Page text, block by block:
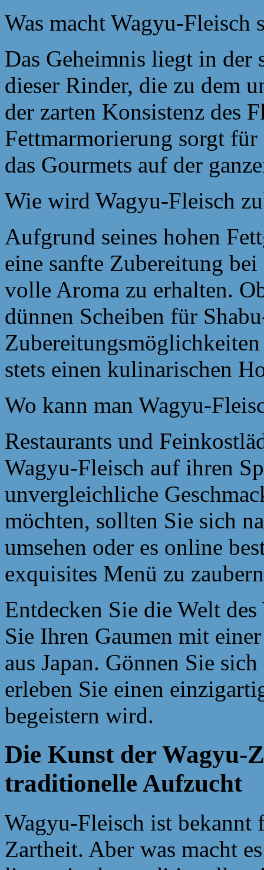
Was macht Wagyu-Fleisch
Das Geheimnis liegt in der
dieser Rinder, die zu dem
der zarten Konsistenz des
Fettmarmorierung sorgt für
das Gourmets auf der
Wie wird Wagyu-Fleisch
Aufgrund seines hohen
eine sanfte Zubereitung
volle Aroma zu erhalten.
dünnen Scheiben für
stets einen kulinarischen
Wo kann man Wagyu-
Restaurants und
Wagyu-Fleisch auf ihren
unvergleichliche
möchten, sollten Sie sich
umsehen oder es online
exquisites Menü zu
Entdecken Sie die Welt
Sie Ihren Gaumen mit
aus Japan. Gönnen Sie
erleben Sie einen
begeistern wird.
Die Kunst der Wagyu-
traditionelle Aufzucht
Wagyu-Fleisch ist bekannt
Zartheit. Aber was macht